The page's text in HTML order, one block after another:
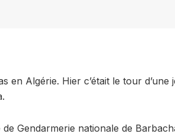
en Algérie. Hier c’était le tour d’une
Gendarmerie nationale de